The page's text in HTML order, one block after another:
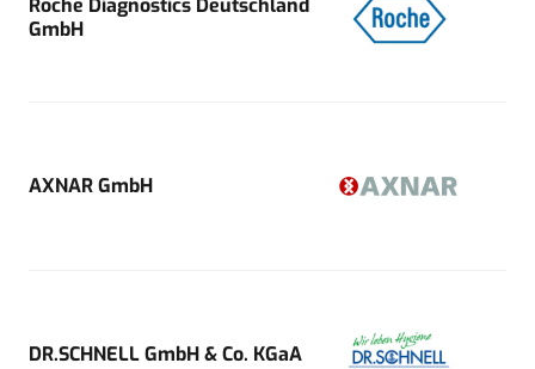
Roche Diagnostics Deutschland
GmbH
AXNAR GmbH
DR.SCHNELL GmbH & Co. KGaA